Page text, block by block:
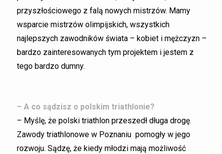
przyszłościowego z falą nowych mistrzów. Mamy
wsparcie mistrzów olimpijskich, wszystkich
najlepszych zawodników świata – kobiet i mężczyzn –
bardzo zainteresowanych tym projektem i jestem z
tego bardzo dumny.
– A co sądzisz o polskim triathlonie?
– Myślę, że polski triathlon przeszedł długa drogę.
Zawody triathlonowe w Poznaniu pomogły w jego
rozwoju. Sądzę, że kiedy młodzi mają możliwość